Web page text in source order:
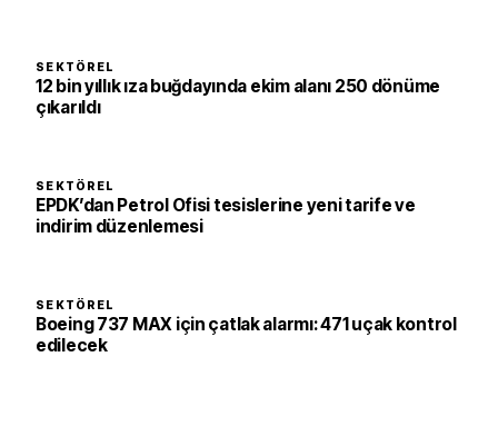
SEKTÖREL
12 bin yıllık ıza buğdayında ekim alanı 250 dönüme
çıkarıldı
SEKTÖREL
EPDK’dan Petrol Ofisi tesislerine yeni tarife ve
indirim düzenlemesi
SEKTÖREL
Boeing 737 MAX için çatlak alarmı: 471 uçak kontrol
edilecek